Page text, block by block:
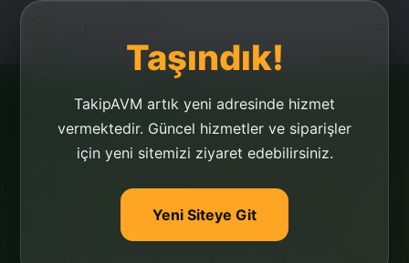
Taşındık!
TakipAVM artık yeni adresinde hizmet
vermektedir. Güncel hizmetler ve siparişler
için yeni sitemizi ziyaret edebilirsiniz.
Yeni Siteye Git
İnstagram Şifresiz
Takipçi Paneli